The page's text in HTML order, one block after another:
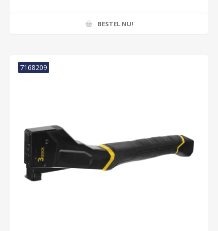
BESTEL NU!
7168209